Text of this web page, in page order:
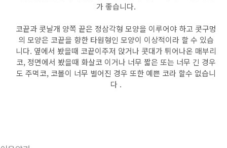
가 좋습니다.
코끝과 콧날개 양쪽 끝은 정삼각형 모양을 이루어야 하고 콧구멍
의 모양은 코끝을 향한 타원형인 모양이 이상적이라 할 수 있습
니다. 옆에서 봤을때 코끝이주저 앉거나 콧대가 튀어나온 매부리
코, 정면에서 봤을때 화살코 이거나 너무 짧은 또는 너무 긴 경우
도 주먹코, 코볼이 너무 벌어진 경우 또한 예쁜 코라 할수 없습니
다 .